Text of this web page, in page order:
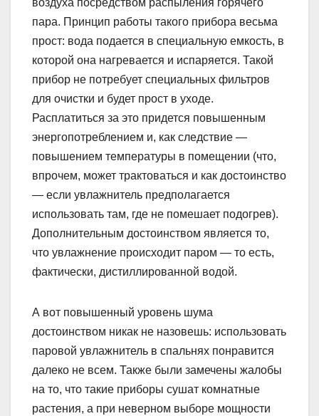
воздуха посредством распыления горячего
пара. Принцип работы такого прибора весьма
прост: вода подается в специальную емкость, в
которой она нагревается и испаряется. Такой
прибор не потребует специальных фильтров
для очистки и будет прост в уходе.
Расплатиться за это придется повышенным
энергопотреблением и, как следствие —
повышением температуры в помещении (что,
впрочем, может трактоваться и как достоинство
— если увлажнитель предполагается
использовать там, где не помешает подогрев).
Дополнительным достоинством является то,
что увлажнение происходит паром — то есть,
фактически, дистиллированной водой.
А вот повышенный уровень шума
достоинством никак не назовешь: использовать
паровой увлажнитель в спальнях понравится
далеко не всем. Также были замечены жалобы
на то, что такие приборы сушат комнатные
растения, а при неверном выборе мощности